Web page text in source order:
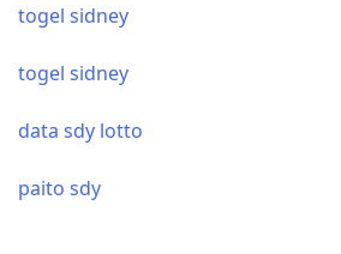
togel sidney
togel sidney
data sdy lotto
paito sdy